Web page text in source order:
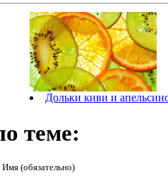
Дольки киви и
теме:
Имя (обязательно)